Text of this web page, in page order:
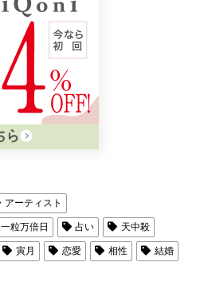
アーティスト
一粒万倍日 占い 天中殺
寅月 恋愛 相性 結婚